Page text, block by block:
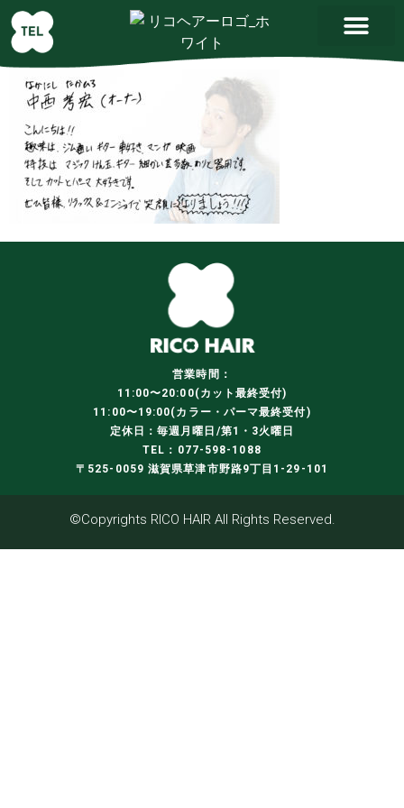
営業時間：
11:00〜20:00(カット最終受付)
11:00〜19:00(カラー・パーマ最終受付)
定休日：毎週月曜日/第1・3火曜日
TEL：077-598-1088
〒525-0059 滋賀県草津市野路9丁目1-29-101
©Copyrights RICO HAIR All Rights Reserved.